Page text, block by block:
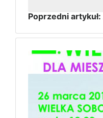
Poprzedni artykuł: